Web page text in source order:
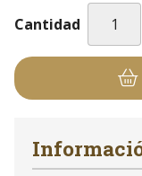
Cantidad